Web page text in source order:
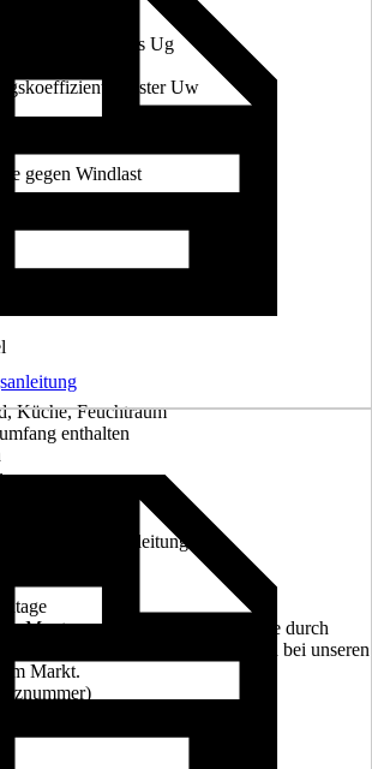
U3
Glas Ug
Fenster Uw
Rw
gegen Windlast
Küche, Feuchtraum
enthalten
enthalten
Montageanleitung
Montage unseren Montageservice durch
Informieren Sie sich unverbindlich bei unseren
im Markt.